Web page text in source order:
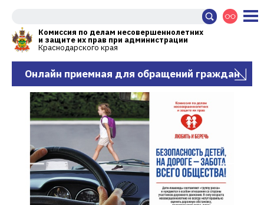
Комиссия по делам несовершеннолетних
и защите их прав при администрации
Краснодарского края
Онлайн приемная для обращений граждан